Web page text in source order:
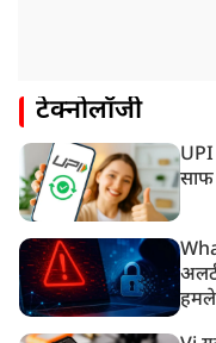
टेक्नोलॉजी
UPI
साफ
हमले